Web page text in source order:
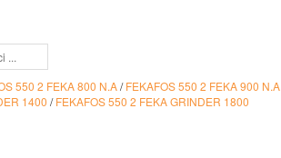
550 2 FEKA 800 N.A/FEKAFOS 550 2 FEKA 900 N.A
1400 /FEKAFOS 550 2 FEKA GRINDER 1800